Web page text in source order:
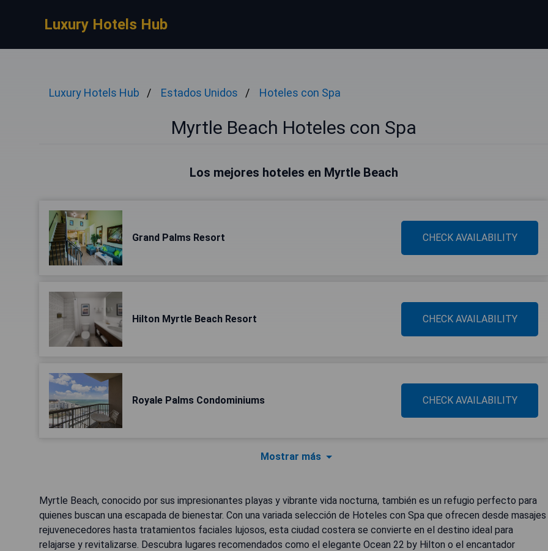
Luxury Hotels Hub
Luxury Hotels Hub Estados Unidos Hoteles con Spa
Myrtle Beach Hoteles con Spa
Los mejores hoteles en Myrtle Beach
Grand Palms Resort CHECK AVAILABILITY
Hilton Myrtle Beach Resort CHECK AVAILABILITY
Royale Palms Condominiums CHECK AVAILABILITY
Mostrar más
Myrtle Beach, conocido por sus impresionantes playas y vibrante vida nocturna, también es un refugio perfecto para
quienes buscan una escapada de bienestar. Con una variada selección de Hoteles con Spa que ofrecen desde masajes
rejuvenecedores hasta tratamientos faciales lujosos, esta ciudad costera se convierte en el destino ideal para
relajarse y revitalizarse. Descubra lugares recomendados como el elegante Ocean 22 by Hilton o el encantador